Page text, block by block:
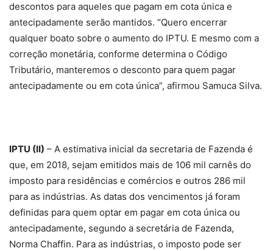
descontos para aqueles que pagam em cota única e
antecipadamente serão mantidos. “Quero encerrar
qualquer boato sobre o aumento do IPTU. E mesmo com a
correção monetária, conforme determina o Código
Tributário, manteremos o desconto para quem pagar
antecipadamente ou em cota única”, afirmou Samuca Silva.
IPTU (II) – A estimativa inicial da secretaria de Fazenda é
que, em 2018, sejam emitidos mais de 106 mil carnês do
imposto para residências e comércios e outros 286 mil
para as indústrias. As datas dos vencimentos já foram
definidas para quem optar em pagar em cota única ou
antecipadamente, segundo a secretária de Fazenda,
Norma Chaffin. Para as indústrias, o imposto pode ser